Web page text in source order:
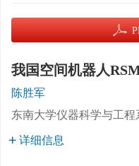
我国空间机器人
陈胜军
东南大学仪器科学与工程
详细信息